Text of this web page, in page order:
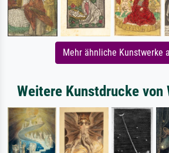
Mehr ähnliche Kunstwerke
Weitere Kunstdrucke von